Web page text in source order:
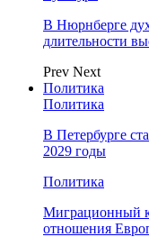
В Нюрнберге
длительности
Prev Next
Политика
Политика
В Петербурге
2029 годы
Политика
Миграционный
отношения